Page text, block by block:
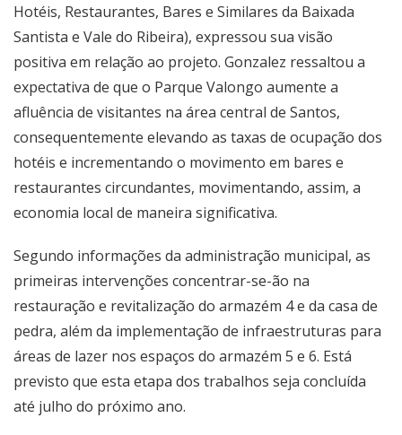
Hotéis, Restaurantes, Bares e Similares da Baixada
Santista e Vale do Ribeira), expressou sua visão
positiva em relação ao projeto. Gonzalez ressaltou a
expectativa de que o Parque Valongo aumente a
afluência de visitantes na área central de Santos,
consequentemente elevando as taxas de ocupação dos
hotéis e incrementando o movimento em bares e
restaurantes circundantes, movimentando, assim, a
economia local de maneira significativa.
Segundo informações da administração municipal, as
primeiras intervenções concentrar-se-ão na
restauração e revitalização do armazém 4 e da casa de
pedra, além da implementação de infraestruturas para
áreas de lazer nos espaços do armazém 5 e 6. Está
previsto que esta etapa dos trabalhos seja concluída
até julho do próximo ano.